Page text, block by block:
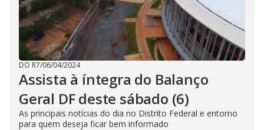
DO R7/06/04/2024
Assista à íntegra do Balanço
Geral DF deste sábado (6)
As principais notícias do dia no Distrito Federal e entorno
para quem deseja ficar bem informado